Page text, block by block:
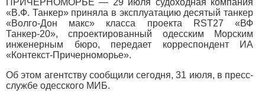
ПРИЧЕРНОМОРЬЕ — 29 июля судоходная компания
«В.Ф. Танкер» приняла в эксплуатацию десятый танкер
«Волго-Дон макс» класса проекта RST27 «ВФ
Танкер-20», спроектированный одесским Морским
инженерным бюро, передает корреспондент ИА
«Контекст-Причерноморье».
Об этом агентству сообщили сегодня, 31 июля, в пресс-
службе одесского МИБ.